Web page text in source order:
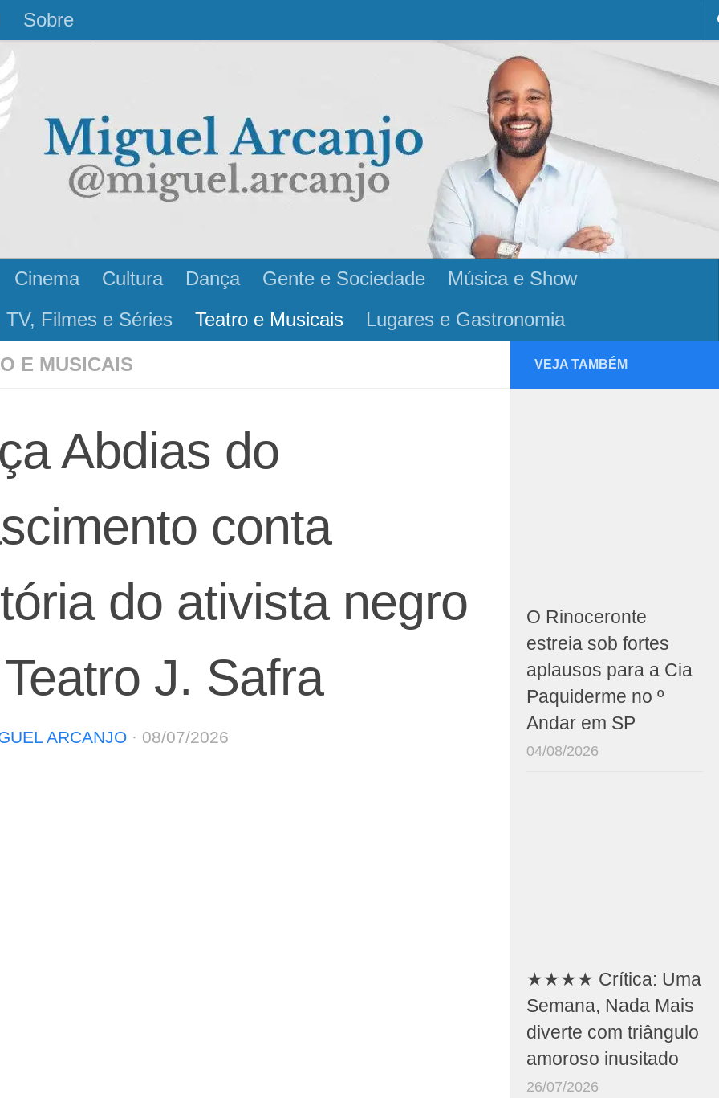
Sobre
Cinema Cultura Dança Gente e Sociedade
Música e Show
TV, Filmes e Séries Teatro e Musicais Lugares e Gastronomia
E MUSICAIS
Abdias do
conta
do ativista negro
J. Safra
ARCANJO · 08/07/2026
VEJA TAMBÉM
O Rinoceronte
estreia sob fortes
aplausos para a Cia
Paquiderme no º
Andar em SP
04/08/2026
★★★★ Crítica: Uma
Semana, Nada Mais
diverte com triângulo
amoroso inusitado
26/07/2026